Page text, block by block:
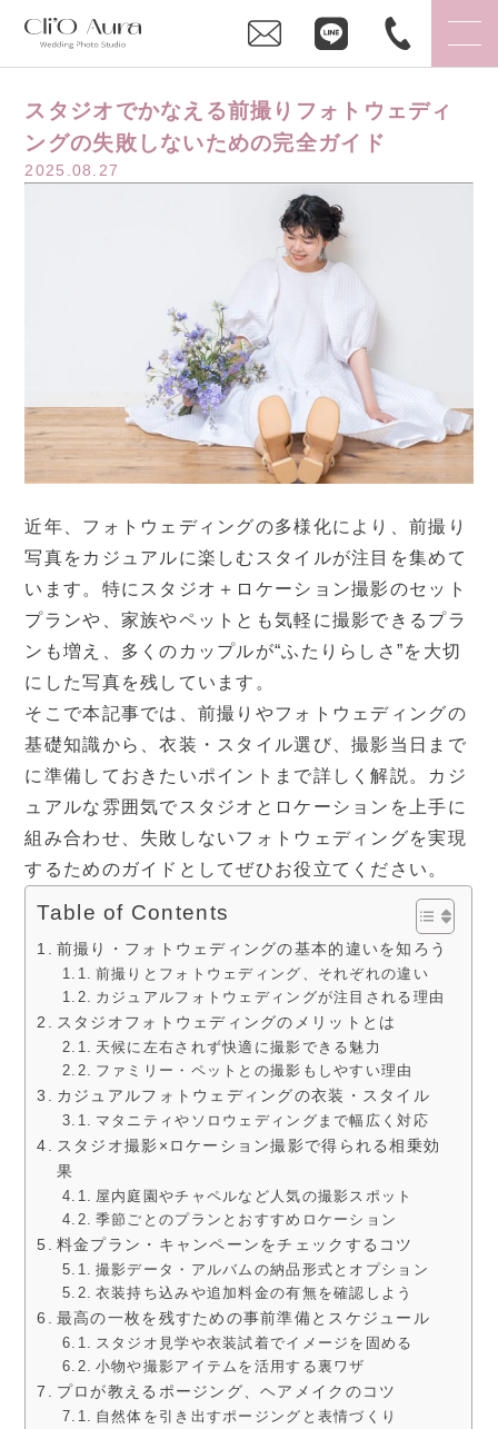
スタジオでかなえる前撮りフォトウェディ
ングの失敗しないための完全ガイド
2025.08.27
近年、フォトウェディングの多様化により、前撮り
写真をカジュアルに楽しむスタイルが注目を集めて
います。特にスタジオ＋ロケーション撮影のセット
プランや、家族やペットとも気軽に撮影できるプラ
ンも増え、多くのカップルが“ふたりらしさ”を大切
にした写真を残しています。
そこで本記事では、前撮りやフォトウェディングの
基礎知識から、衣装・スタイル選び、撮影当日まで
に準備しておきたいポイントまで詳しく解説。カジ
ュアルな雰囲気でスタジオとロケーションを上手に
組み合わせ、失敗しないフォトウェディングを実現
するためのガイドとしてぜひお役立てください。
Table of Contents
前撮り・フォトウェディングの基本的違いを知ろう
前撮りとフォトウェディング、それぞれの違い
カジュアルフォトウェディングが注目される理由
スタジオフォトウェディングのメリットとは
天候に左右されず快適に撮影できる魅力
ファミリー・ペットとの撮影もしやすい理由
カジュアルフォトウェディングの衣装・スタイル
マタニティやソロウェディングまで幅広く対応
スタジオ撮影×ロケーション撮影で得られる相乗効
果
屋内庭園やチャペルなど人気の撮影スポット
季節ごとのプランとおすすめロケーション
料金プラン・キャンペーンをチェックするコツ
撮影データ・アルバムの納品形式とオプション
衣装持ち込みや追加料金の有無を確認しよう
最高の一枚を残すための事前準備とスケジュール
スタジオ見学や衣装試着でイメージを固める
小物や撮影アイテムを活用する裏ワザ
プロが教えるポージング、ヘアメイクのコツ
自然体を引き出すポージングと表情づくり